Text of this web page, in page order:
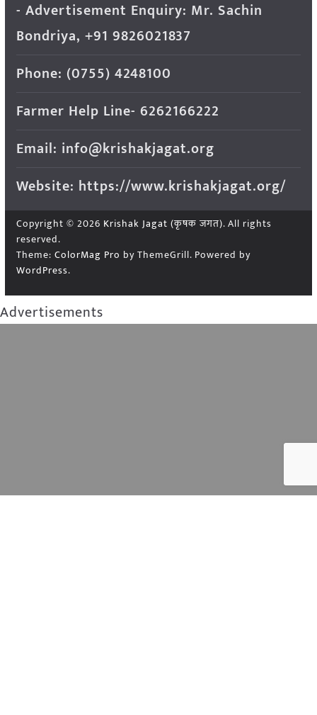
- Advertisement Enquiry: Mr. Sachin
Bondriya, +91 9826021837
Phone: (0755) 4248100
Farmer Help Line- 6262166222
Email: info@krishakjagat.org
Website: https://www.krishakjagat.org/
Copyright © 2026 Krishak Jagat (कृषक जगत). All rights
reserved.
Theme: ColorMag Pro by ThemeGrill. Powered by
WordPress.
Advertisements